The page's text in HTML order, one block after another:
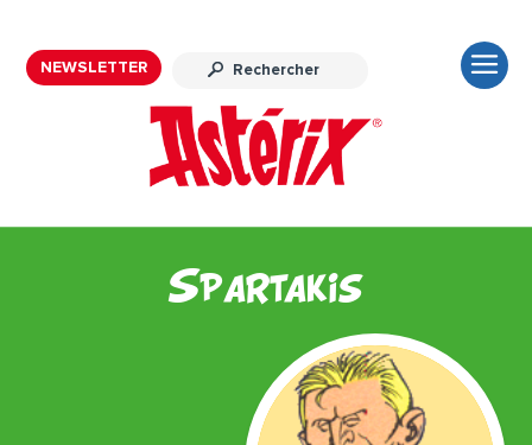
NEWSLETTER
Spartakis